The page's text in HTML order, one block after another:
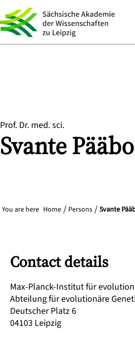
Prof. Dr. med. sci.
SvantePääbo
You are here Home Persons Svante
Contact details
Max-Planck-Institut für
Abteilung für evolutionäre
Deutscher Platz 6
04103 Leipzig